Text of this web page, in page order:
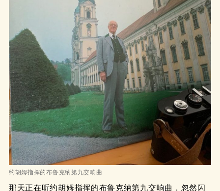
约胡姆指挥的布鲁克纳第九交响曲
那天正在听约胡姆指挥的布鲁克纳第九交响曲，忽然闪